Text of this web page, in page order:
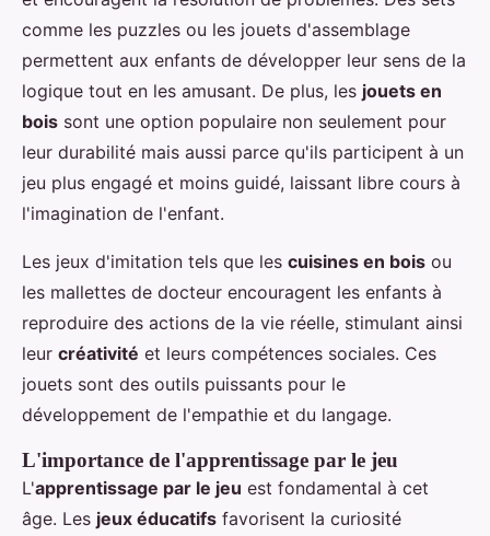
comme les puzzles ou les jouets d'assemblage
permettent aux enfants de développer leur sens de la
logique tout en les amusant. De plus, les jouets en
bois sont une option populaire non seulement pour
leur durabilité mais aussi parce qu'ils participent à un
jeu plus engagé et moins guidé, laissant libre cours à
l'imagination de l'enfant.
Les jeux d'imitation tels que les cuisines en bois ou
les mallettes de docteur encouragent les enfants à
reproduire des actions de la vie réelle, stimulant ainsi
leur créativité et leurs compétences sociales. Ces
jouets sont des outils puissants pour le
développement de l'empathie et du langage.
L'importance de l'apprentissage par le jeu
L'apprentissage par le jeu est fondamental à cet
âge. Les jeux éducatifs favorisent la curiosité